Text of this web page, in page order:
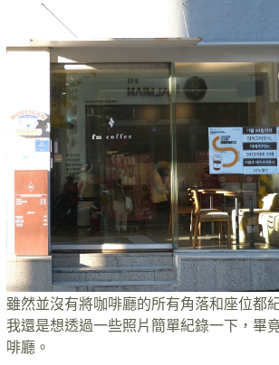
雖然並沒有將咖啡廳的所有角落和座位都
我還是想透過一些照片簡單紀錄一下，畢
啡廳。